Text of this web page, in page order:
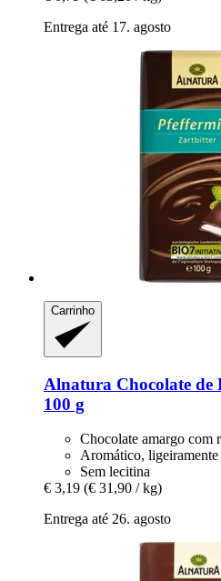
Entrega até 17. agosto
Carrinho
Alnatura Chocolate
100 g
Chocolate amargo com
Aromático, ligeiramente
Sem lecitina
€ 3,19 (€ 31,90 / kg)
Entrega até 26. agosto